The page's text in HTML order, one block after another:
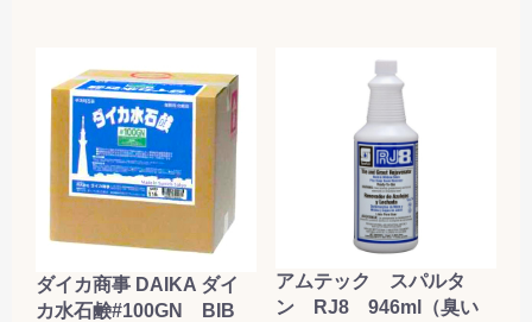
ダイカ商事 DAIKA ダイ
カ水石鹸#100GN BIB
アムテック スパルタ
ン RJ8 946ml（臭い